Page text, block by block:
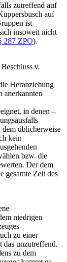
zutreffend auf
auf
ist
insoweit nicht
287 ZPO).
v.
Heranziehung
anerkannten
in denen –
üblicherweise
kein
bzw. die
Der dem
gesamte Zeit des
niedrigen
zu einer
das unzutreffend.
zu dem